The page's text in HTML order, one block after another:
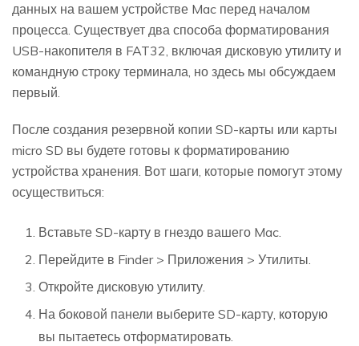
данных на вашем устройстве Mac перед началом
процесса. Существует два способа форматирования
USB-накопителя в FAT32, включая дисковую утилиту и
командную строку терминала, но здесь мы обсуждаем
первый.
После создания резервной копии SD-карты или карты
micro SD вы будете готовы к форматированию
устройства хранения. Вот шаги, которые помогут этому
осуществиться:
Вставьте SD-карту в гнездо вашего Mac.
Перейдите в Finder > Приложения > Утилиты.
Откройте дисковую утилиту.
На боковой панели выберите SD-карту, которую
вы пытаетесь отформатировать.